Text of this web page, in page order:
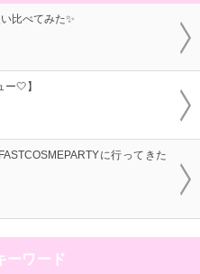
比べてみた✨
🤍】
に行ってきた
ーワード